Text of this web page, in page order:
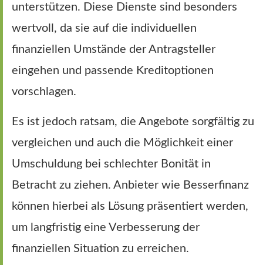
unterstützen. Diese Dienste sind besonders
wertvoll, da sie auf die individuellen
finanziellen Umstände der Antragsteller
eingehen und passende Kreditoptionen
vorschlagen.
Es ist jedoch ratsam, die Angebote sorgfältig zu
vergleichen und auch die Möglichkeit einer
Umschuldung bei schlechter Bonität in
Betracht zu ziehen. Anbieter wie Besserfinanz
können hierbei als Lösung präsentiert werden,
um langfristig eine Verbesserung der
finanziellen Situation zu erreichen.